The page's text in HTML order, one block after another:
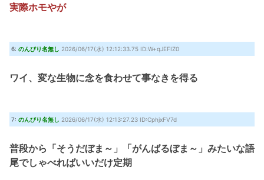
実際ホモやが
6: のんびり名無し 2026/06/17(水) 12:12:33.75 ID:W+qJEFIZ0
ワイ、変な生物に念を食わせて事なきを得る
7: のんびり名無し 2026/06/17(水) 12:13:27.23 ID:CphjxFV7d
普段から「そうだぼま～」「がんばるぼま～」みたいな語
尾でしゃべればいいだけ定期